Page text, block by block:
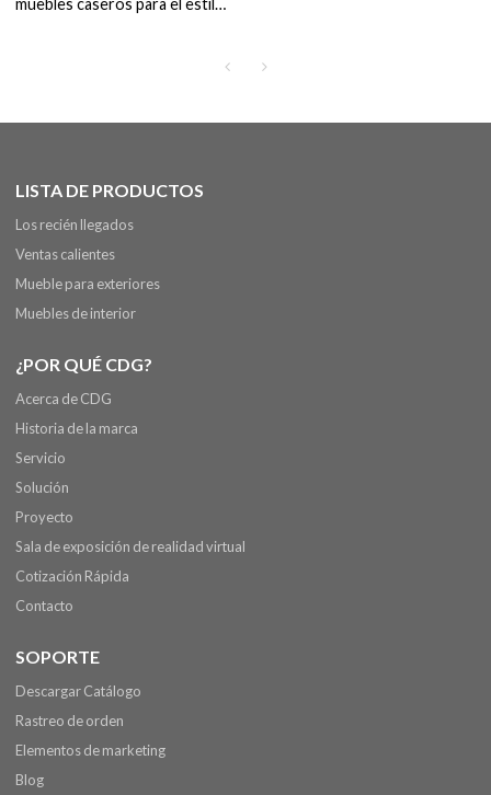
muebles caseros para el estilo
LISTA DE PRODUCTOS
Los recién llegados
Ventas calientes
Mueble para exteriores
Muebles de interior
¿POR QUÉ CDG?
Acerca de CDG
Historia de la marca
Servicio
Solución
Proyecto
Sala de exposición de realidad virtual
Cotización Rápida
Contacto
SOPORTE
Descargar Catálogo
Rastreo de orden
Elementos de marketing
Blog